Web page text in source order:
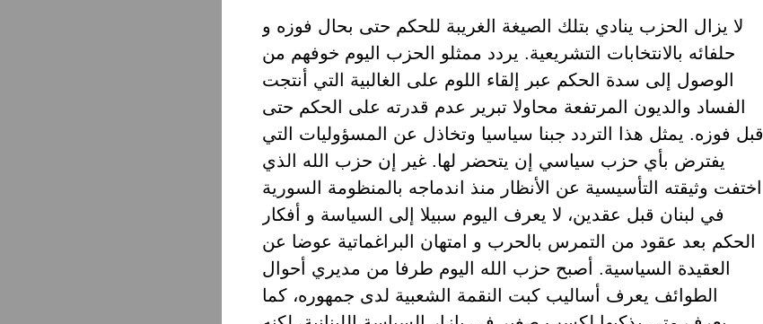
لا يزال الحزب ينادي بتلك الصيغة الغريبة للحكم حتى بحال فوزه و
حلفائه بالانتخابات التشريعية. يردد ممثلو الحزب اليوم خوفهم من
الوصول إلى سدة الحكم عبر إلقاء اللوم على الغالبية التي أنتجت
الفساد والديون المرتفعة محاولا تبرير عدم قدرته على الحكم حتى
قبل فوزه. يمثل هذا التردد جبنا سياسيا وتخاذل عن المسؤوليات التي
يفترض بأي حزب سياسي إن يتحضر لها. غير إن حزب الله الذي
اختفت وثيقته التأسيسية عن الأنظار منذ اندماجه بالمنظومة السورية
في لبنان قبل عقدين، لا يعرف اليوم سبيلا إلى السياسة و أفكار
الحكم بعد عقود من التمرس بالحرب و امتهان البراغماتية عوضا عن
العقيدة السياسية. أصبح حزب الله اليوم طرفا من مديري أحوال
الطوائف يعرف أساليب كبت النقمة الشعبية لدى جمهوره، كما